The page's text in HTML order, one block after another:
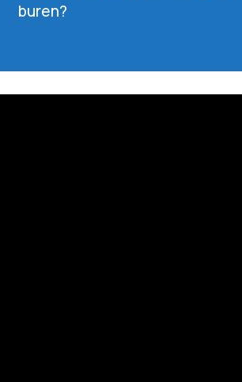
buren?